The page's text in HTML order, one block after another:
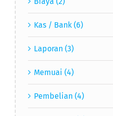
Kas / Bank (6)
Laporan (3)
Memuai (4)
Pembelian (4)